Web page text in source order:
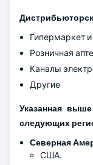
Гипермаркет
Розничная
Каналы
Другие
Указанная
следующих
Северная
США.